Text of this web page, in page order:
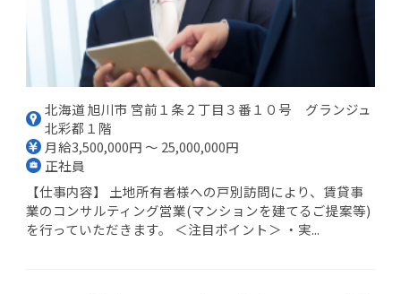
北海道 旭川市 宮前１条２丁目３番１０号 グランジュ
北彩都１階
月給3,500,000円 ～ 25,000,000円
正社員
【仕事内容】 土地所有者様への戸別訪問により、賃貸事
業のコンサルティング営業(マンションを建てるご提案等)
を行っていただきます。 ＜注目ポイント＞ ・実...